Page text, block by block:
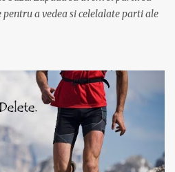
la Sfantu Gheorghe unde luni
Pe geam am vazut
nostru toti se inghesuiau sa ia
a vedea si celelalate parti ale